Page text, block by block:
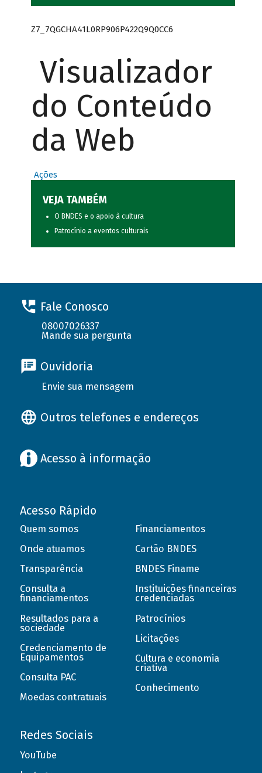
Z7_7QGCHA41L0RP906P422Q9Q0CC6
Visualizador
do Conteúdo
da Web
Ações
VEJA TAMBÉM
O BNDES e o apoio à cultura
Patrocínio a eventos culturais
Fale Conosco
08007026337
Mande sua pergunta
Ouvidoria
Envie sua mensagem
Outros telefones e endereços
Acesso à informação
Acesso Rápido
Quem somos
Onde atuamos
Transparência
Consulta a
financiamentos
Resultados para a
sociedade
Credenciamento de
Equipamentos
Consulta PAC
Moedas contratuais
Financiamentos
Cartão BNDES
BNDES Finame
Instituições financeiras
credenciadas
Patrocínios
Licitações
Cultura e economia
criativa
Conhecimento
Redes Sociais
YouTube